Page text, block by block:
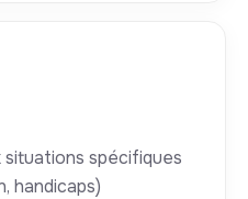
spécifiques
handicaps)